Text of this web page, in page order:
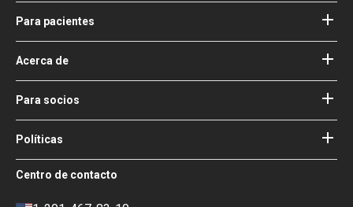
Para pacientes
Hospitales
Médicos
Blog
Guías
Sus garantías
Acerca de
Acerca de Bookimed
Cómo funciona
Nuestros médicos
Consejo de Asesoría Médica de
Bookimed
Impacto social y Medios de
Para socios
Agregue su hospital
Acceso para socios
Políticas
Términos de uso
Política de privacidad
Política de reseñas
Centro de contacto